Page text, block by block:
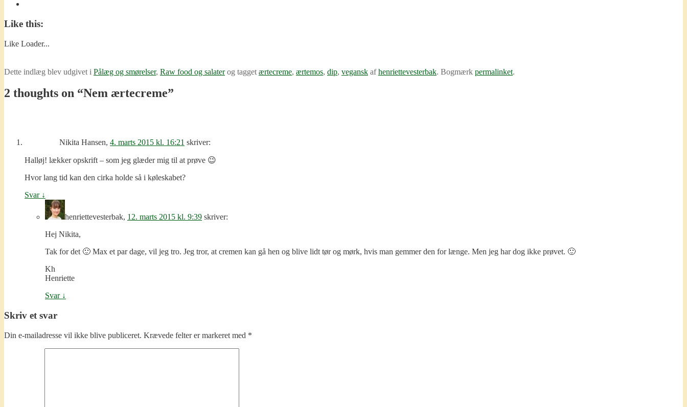
Like this:
Like Loader...
Dette indlæg blev udgivet i Pålæg og smørelser, Raw food og salaterog tagget ærtecreme, ærtemos, dip, vegansk afhenriettevesterbak. Bogmærk permalinket.
2 thoughts on “Nem ærtecreme”
Nikita Hansen, 4. marts 2015 kl. 16:21 skriver:
Halløj! lækker opskrift – som jeg glæder mig til at prøve 😉
Hvor lang tid kan den cirka holde så i køleskabet?
Svar ↓
henriettevesterbak, 12. marts 2015 kl. 9:39 skriver:
Hej Nikita,
Tak for det 🙂 Max et par dage, vil jeg tro. Jeg tror, at cremen kan gå hen og blive lidt tør og mørk, hvis man gemmer den for længe. Men jeg har dog ikke prøvet. 🙂
Kh
Henriette
Svar ↓
Skriv et svar
Din e-mailadresse vil ikke blive publiceret. Krævede felter er markeret med *